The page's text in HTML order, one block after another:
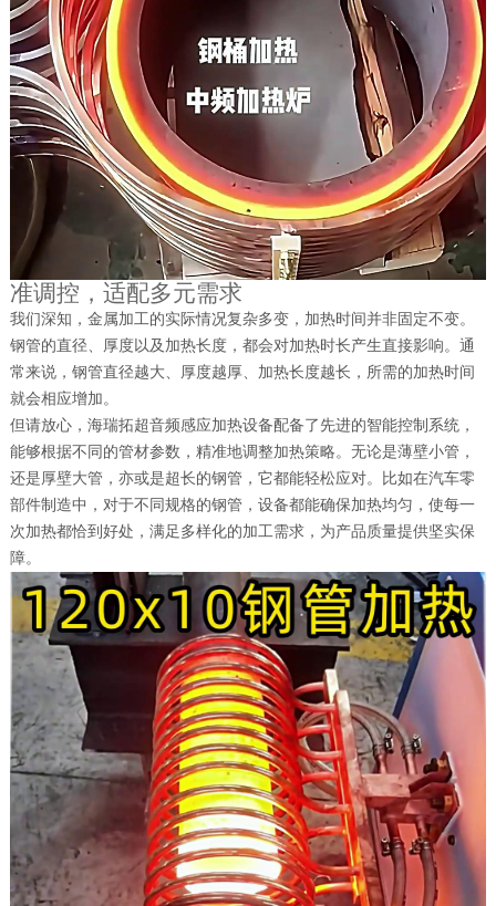
准调控，适配多元需求
我们深知，金属加工的实际情况复杂多变，加热时间并非固定不变。
钢管的直径、厚度以及加热长度，都会对加热时长产生直接影响。通
常来说，钢管直径越大、厚度越厚、加热长度越长，所需的加热时间
就会相应增加。
但请放心，海瑞拓超音频感应加热设备配备了先进的智能控制系统，
能够根据不同的管材参数，精准地调整加热策略。无论是薄壁小管，
还是厚壁大管，亦或是超长的钢管，它都能轻松应对。比如在汽车零
部件制造中，对于不同规格的钢管，设备都能确保加热均匀，使每一
次加热都恰到好处，满足多样化的加工需求，为产品质量提供坚实保
障。